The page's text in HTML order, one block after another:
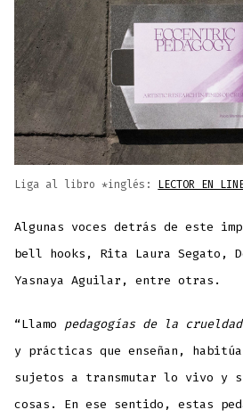
Liga al libro *inglés: LECTOR EN
Algunas voces detrás de este
bell hooks, Rita Laura Segato,
Yasnaya Aguilar, entre otras.
“Llamo pedagogías de la crueldad
y prácticas que enseñan,
sujetos a transmutar lo vivo y
cosas. En ese sentido, estas